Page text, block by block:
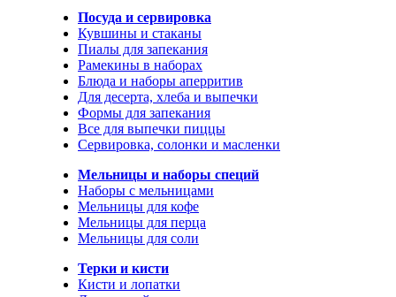
Посуда и сервировка
Кувшины и стаканы
Пиалы для запекания
Рамекины в наборах
Блюда и наборы аперритив
Для десерта, хлеба и выпечки
Формы для запекания
Все для выпечки пиццы
Сервировка, солонки и масленки
Мельницы и наборы специй
Наборы с мельницами
Мельницы для кофе
Мельницы для перца
Мельницы для соли
Терки и кисти
Кисти и лопатки